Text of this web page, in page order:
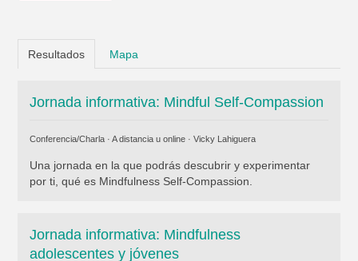
Resultados Mapa
Jornada informativa: Mindful Self-Compassion
Conferencia/Charla · A distancia u online · Vicky Lahiguera
Una jornada en la que podrás descubrir y experimentar
por ti, qué es Mindfulness Self-Compassion.
Jornada informativa: Mindfulness
adolescentes y jóvenes